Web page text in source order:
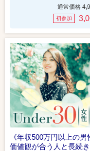
通常価格
初参加
《年収500万円以上の男
価値観が合う人と長続